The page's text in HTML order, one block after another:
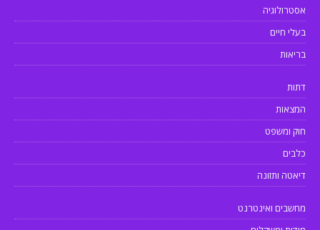
אסטרולוגיה
בעלי חיים
בריאות
דתות
המצאות
חוק ומשפט
כלבים
דיאטה ותזונה
מחשבים ואינטרנט